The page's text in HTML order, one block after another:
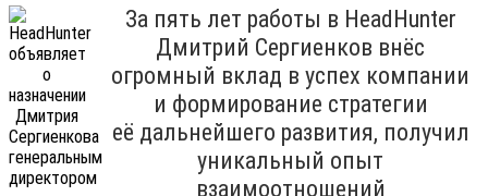
За пять лет работы в HeadHunter
Дмитрий Сергиенков внёс
огромный вклад в успех компании
и формирование стратегии
её дальнейшего развития, получил
уникальный опыт
взаимоотношений